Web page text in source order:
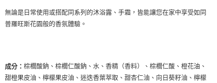
7-11純取貨 (先付款
每筆NT$80，滿NT$999(含以上)免運費
離島宅配（澎湖、金門、馬祖、小琉球）
無論是日常使用或搭配同系列的沐浴露、手霜，皆能讓您在家中享受如同
普羅旺斯花園般的香氛體驗。
成分： 棕櫚酸鈉、棕櫚仁酸鈉、水、香精（香料）、棕櫚仁酸、橙花油、
甜橙果皮油、檸檬果皮油、迷迭香葉萃取、甜杏仁油、向日葵籽油、檸檬